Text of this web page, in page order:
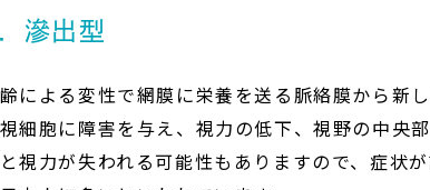
滲出型
による変性で網膜に栄養を送る脈絡膜から新
細胞に障害を与え、視力の低下、視野の中央
視力が失われる可能性もありますので、症状